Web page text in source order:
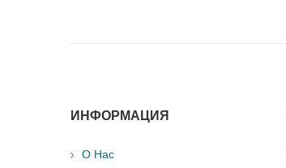
ИНФОРМАЦИЯ
О Нас